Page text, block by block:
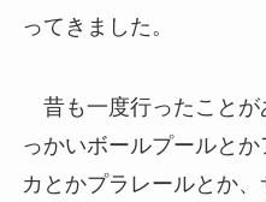
ってきました。
昔も一度行ったことが
っかいボールプールと
カとかプラレールとか